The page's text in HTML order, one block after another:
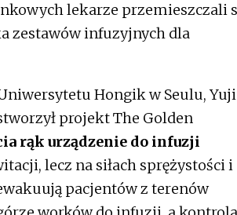
lekarze przemieszczali
zestawów infuzyjnych dla
Hongik w Seulu,
projekt The Golden
rąk urządzenie do infuzji
lecz na siłach sprężystości i
pacjentów z terenów